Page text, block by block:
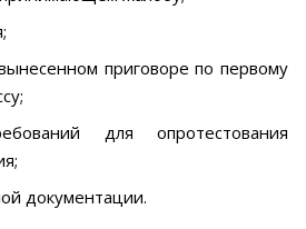
приговоре по первому
для опротестования
документации.